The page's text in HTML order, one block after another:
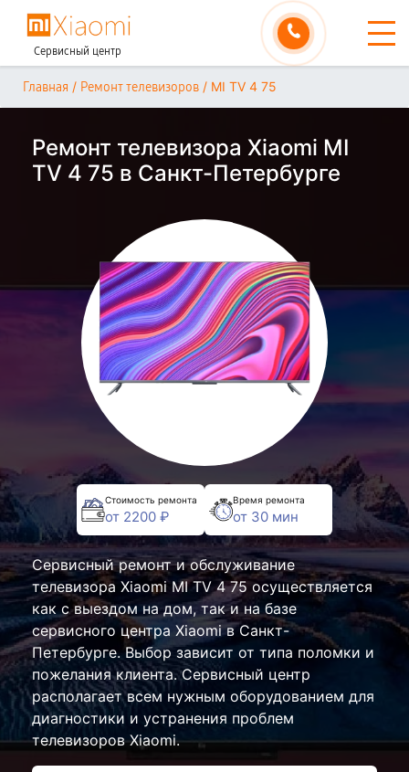
Сервисный центр
Главная / Ремонт телевизоров / MI TV 4 75
Ремонт телевизора Xiaomi MI
TV 4 75 в Санкт-Петербурге
Стоимость ремонта
от 2200 ₽
Время ремонта
от 30 мин
Сервисный ремонт и обслуживание
телевизора Xiaomi MI TV 4 75 осуществляется
как с выездом на дом, так и на базе
сервисного центра Xiaomi в Санкт-
Петербурге. Выбор зависит от типа поломки и
пожелания клиента. Сервисный центр
располагает всем нужным оборудованием для
диагностики и устранения проблем
телевизоров Xiaomi.